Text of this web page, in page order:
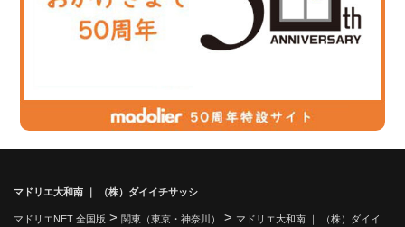
マドリエ大和南 ｜ （株）ダイイチサッシ
マドリエNET 全国版 > 関東（東京・神奈川） > マドリエ大和南 ｜ （株）ダイイ